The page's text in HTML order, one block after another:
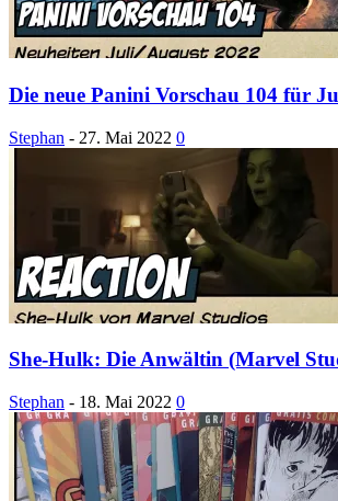
Die neue Panini Vorschau 104 für
Stephan - 27. Mai 2022 0
She-Hulk: Die Anwältin (Marvel
Stephan - 18. Mai 2022 0